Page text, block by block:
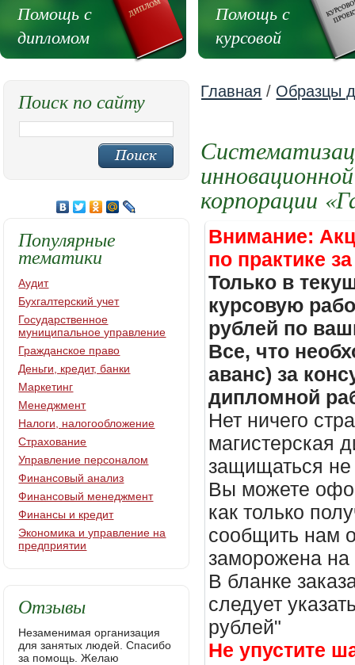
Помощь с
дипломом
Помощь с
курсовой
Главная / Образцы
корпорации
Внимание:
по практике
Только в
курсовую
рублей по
Все, что
аванс) за
дипломной
Нет ничего
магистерская
защищаться не
Вы можете
как только
сообщить нам
заморожена
В бланке
следует
рублей"
Не упустите
Поиск по сайту
Популярные
тематики
Аудит
Бухгалтерский учет
Государственное
муниципальное управление
Гражданское право
Деньги, кредит, банки
Маркетинг
Менеджмент
Налоги, налогообложение
Страхование
Управление персоналом
Финансовый анализ
Финансовый менеджмент
Финансы и кредит
Экономика и управление на
предприятии
Отзывы
Незаменимая организация
для занятых людей. Спасибо
за помощь. Желаю